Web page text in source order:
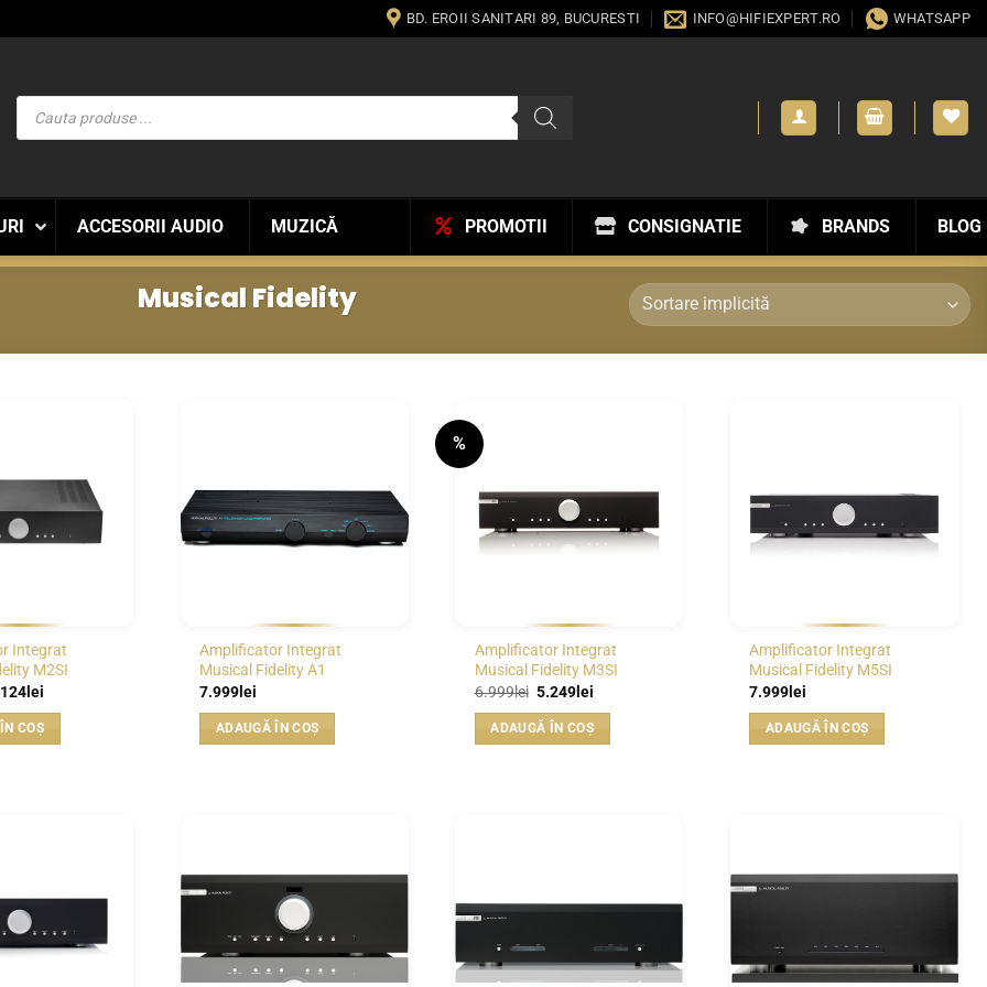
BD. EROII SANITARI 89, BUCURESTI INFO@HIFIEXPERT.RO WHATSAPP
Products
search
ACCESORII AUDIO MUZICĂ BLOG
BRANDS
CONSIGNATIE
PROMOTII
Musical Fidelity
Integrat
M2SI
leiPrețul
este:
4.124lei.
COȘ
Amplificator Integrat
Musical Fidelity A1
7.999 lei
ADAUGĂ ÎN COȘ
%
Amplificator Integrat
Musical Fidelity M3SI
6.999lei Prețul
a
fost:
5.249leiPrețul
este:
5.249lei.
ADAUGĂ ÎN COȘ
Amplificator Integrat
Musical Fidelity M5SI
7.999 lei
ADAUGĂ ÎN COȘ
WISHLIST WISHLIST